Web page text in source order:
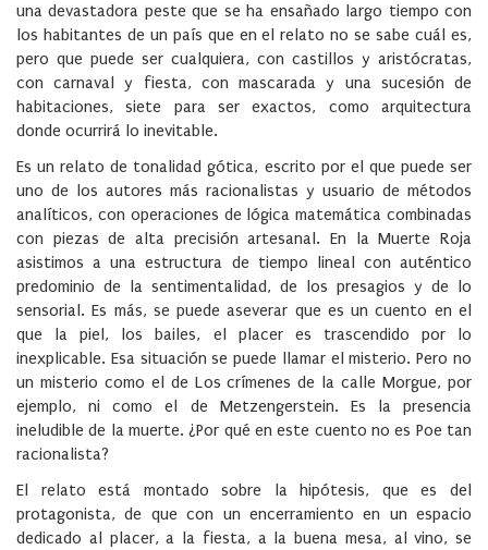
una devastadora peste que se ha ensañado largo tiempo con
los habitantes de un país que en el relato no se sabe cuál es,
pero que puede ser cualquiera, con castillos y aristócratas,
con carnaval y fiesta, con mascarada y una sucesión de
habitaciones, siete para ser exactos, como arquitectura
donde ocurrirá lo inevitable.
Es un relato de tonalidad gótica, escrito por el que puede ser
uno de los autores más racionalistas y usuario de métodos
analíticos, con operaciones de lógica matemática combinadas
con piezas de alta precisión artesanal. En la Muerte Roja
asistimos a una estructura de tiempo lineal con auténtico
predominio de la sentimentalidad, de los presagios y de lo
sensorial. Es más, se puede aseverar que es un cuento en el
que la piel, los bailes, el placer es trascendido por lo
inexplicable. Esa situación se puede llamar el misterio. Pero no
un misterio como el de Los crímenes de la calle Morgue, por
ejemplo, ni como el de Metzengerstein. Es la presencia
ineludible de la muerte. ¿Por qué en este cuento no es Poe tan
racionalista?
El relato está montado sobre la hipótesis, que es del
protagonista, de que con un encerramiento en un espacio
dedicado al placer, a la fiesta, a la buena mesa, al vino, se